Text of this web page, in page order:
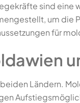
sind
um
für
Ländern.